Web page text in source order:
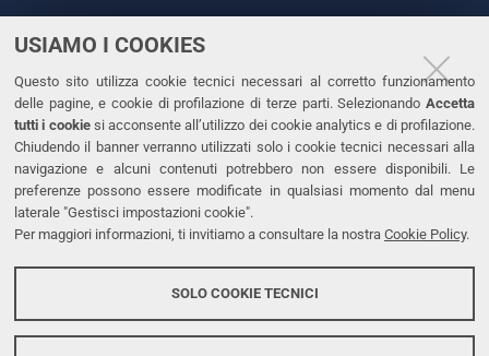
USIAMO I COOKIES
Questo sito utilizza cookie tecnici necessari al corretto funzionamento
delle pagine, e cookie di profilazione di terze parti. Selezionando Accetta
tutti i cookiesi acconsente all’utilizzo dei cookie analytics e di profilazione.
Chiudendo il banner verranno utilizzati solo i cookie tecnici necessari alla
navigazione e alcuni contenuti potrebbero non essere disponibili. Le
preferenze possono essere modificate in qualsiasi momento dal menu
laterale "Gestisci impostazioni cookie".
Per maggiori informazioni, ti invitiamo a consultare la nostra Cookie Policy.
SOLO COOKIE TECNICI
CONTATTI
Tel. +39 0532 293111
Fax. +39 0532 293031
PEC
LINKS
Dichiarazione di accessibilità
Protezione dati personali